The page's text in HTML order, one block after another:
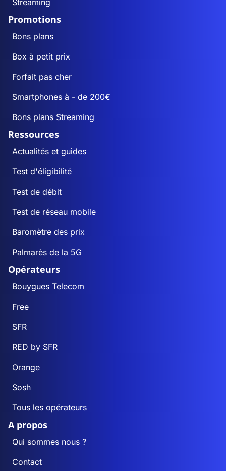
Streaming
Promotions
Bons plans
Box à petit prix
Forfait pas cher
Smartphones à - de 200€
Bons plans Streaming
Ressources
Actualités et guides
Test d'éligibilité
Test de débit
Test de réseau mobile
Baromètre des prix
Palmarès de la 5G
Opérateurs
Bouygues Telecom
Free
SFR
RED by SFR
Orange
Sosh
Tous les opérateurs
A propos
Qui sommes nous ?
Contact